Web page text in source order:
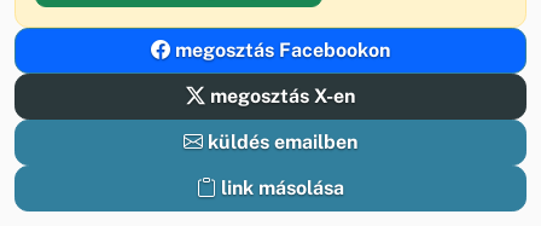
megosztás Facebookon
megosztás X-en
küldés emailben
link másolása